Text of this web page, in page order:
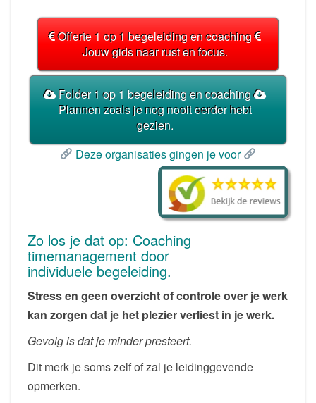
Offerte 1 op 1 begeleiding en coaching
Jouw gids naar rust en focus.
Folder 1 op 1 begeleiding en coaching
Plannen zoals je nog nooit eerder hebt
gezien.
Deze organisaties gingen je voor
Zo los je dat op: Coaching
timemanagement door
individuele begeleiding.
Stress en geen overzicht of controle over je werk
kan zorgen dat je het plezier verliest in je werk.
Gevolg is dat je minder presteert.
Dit merk je soms zelf of zal je leidinggevende
opmerken.